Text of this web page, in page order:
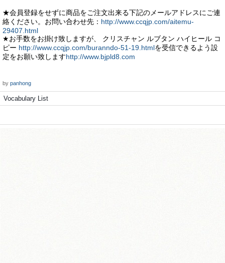
★会員登録をせずに商品をご注文出来る下記のメールアドレスにご連
絡ください。お問い合わせ先： http://www.ccqjp.com/aitemu-
29407.html
★お手数をお掛け致しますが、 クリスチャン ルブタン ハイヒール コ
ピー http://www.ccqjp.com/buranndo-51-19.htmlを受信できるよう設
定をお願い致しますhttp://www.bjpld8.com
by panhong
Vocabulary List